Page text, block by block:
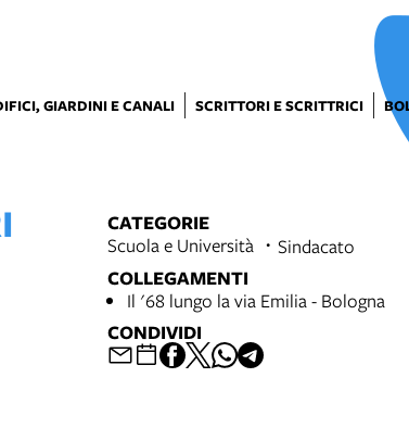
GIARDINI E CANALI SCRITTORI E SCRITTRICI
CATEGORIE
Scuola e Università
Sindacato
COLLEGAMENTI
Il '68 lungo la via Emilia - Bologna
CONDIVIDI